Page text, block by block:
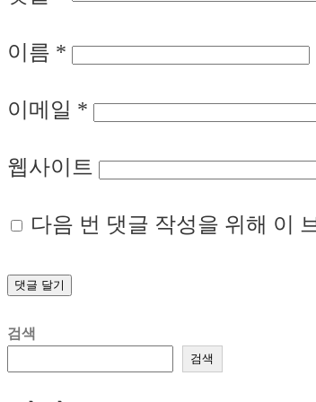
이름 *
이메일 *
웹사이트
다음 번 댓글 작성을 위해 이
검색
검색